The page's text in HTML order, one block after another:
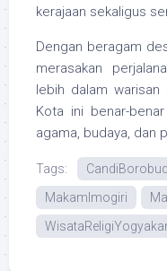
kerajaan sekaligus
Dengan beragam
merasakan
lebih dalam
Kota ini benar-
agama, budaya, dan
Tags:
MakamImogiri